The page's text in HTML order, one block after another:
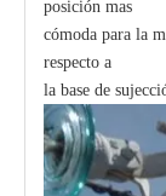
posición mas
cómoda para la
respecto a
la base de